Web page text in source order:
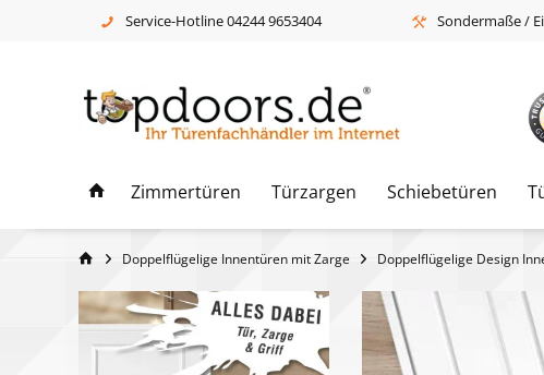
Service-Hotline 04244 9653404 Sondermaße /
Zimmertüren Türzargen Schiebetüren
Doppelflügelige Innentüren mit Zarge Doppelflügelige Design